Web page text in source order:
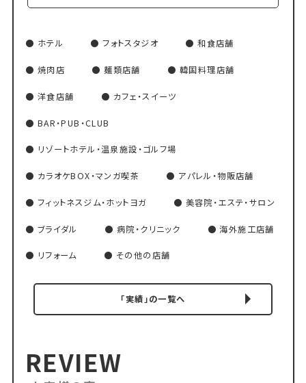
ホテル フォトスタジオ 和食店舗
焼肉店 麺類店舗 韓国料理店舗
洋食店舗 カフェ・スイーツ
BAR・PUB・CLUB
リゾートホテル・温泉施設・ゴルフ場
カラオケBOX・マンガ喫茶 アパレル・物販店舗
フィットネスジム・ホットヨガ 美容院・エステ・サロン
ブライダル 病院・クリニック 海外施工店舗
リフォーム その他の店舗
「実績」の一覧へ
REVIEW